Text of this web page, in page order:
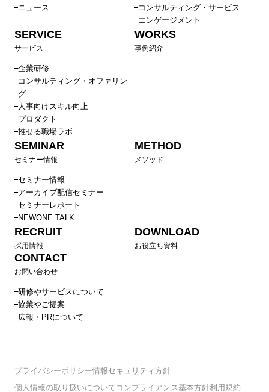
ニュース
コンサルティング・サービス
エンゲージメント
SERVICE
サービス
企業研修
コンサルティング・オファリン
グ
人事向けスキル向上
プロダクト
推せる職場ラボ
WORKS
事例紹介
SEMINAR
セミナー情報
セミナー情報
アーカイブ配信セミナー
セミナーレポート
NEWONE TALK
METHOD
メソッド
RECRUIT
採用情報
DOWNLOAD
お役立ち資料
CONTACT
お問い合わせ
研修やサービスについて
協業やご提案
広報・PRについて
プライバシーポリシー情報セキュリティ方針
個人情報の取り扱いについて コンプライアンス基本方針利用規約